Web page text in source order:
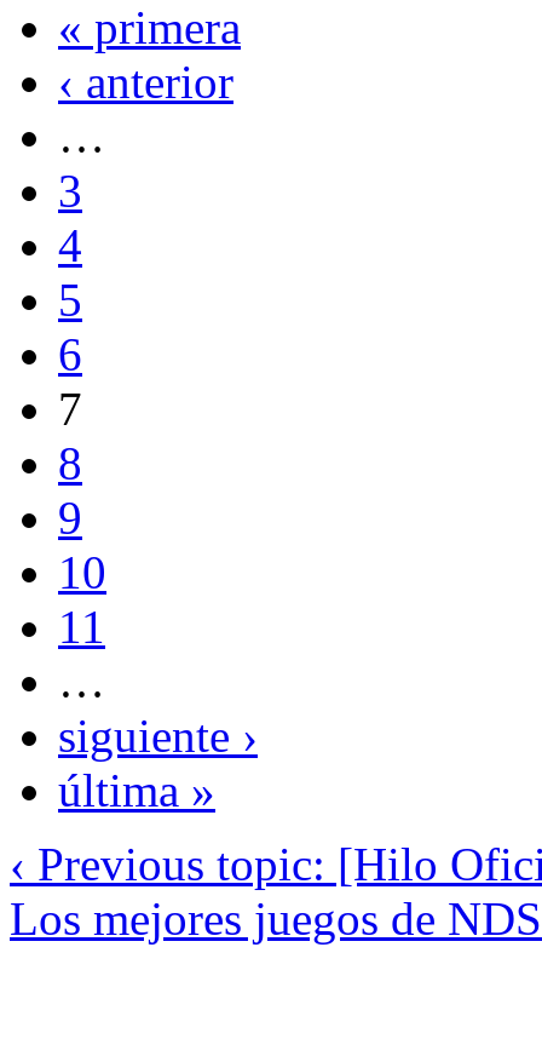
« primera
‹ anterior
…
3
4
5
6
7
8
9
10
11
…
siguiente ›
última »
‹ Previous topic: [Hilo
Los mejores juegos de